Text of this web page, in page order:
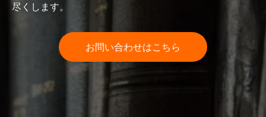
尽くします。
お問い合わせはこちら